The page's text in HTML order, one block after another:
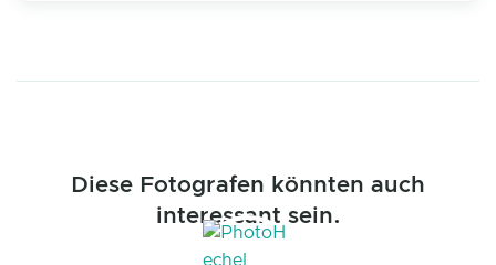
Diese Fotografen könnten auch
interessant sein.